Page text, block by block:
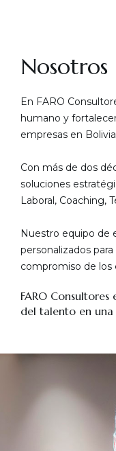
Nosotros
En FARO
humano y
empresas en
Con más de dos
soluciones
Laboral, Coaching,
Nuestro equipo de
personalizados
compromiso de los
FARO
del talento en